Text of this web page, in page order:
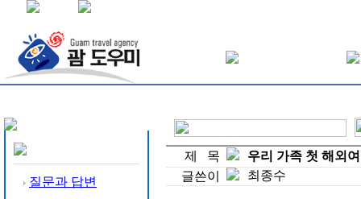
질문과 답변
제 목
우리 가족 첫 해외
글쓴이
최종수